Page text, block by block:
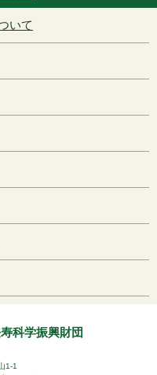
いて
科学振興財団
1-1